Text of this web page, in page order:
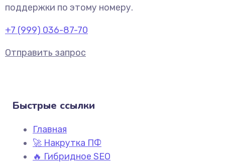
поддержки по этому номеру.
+7 (999) 036-87-70
Отправить запрос
Быстрые ссылки
Главная
🚀 Накрутка ПФ
🔥 Гибридное SEO